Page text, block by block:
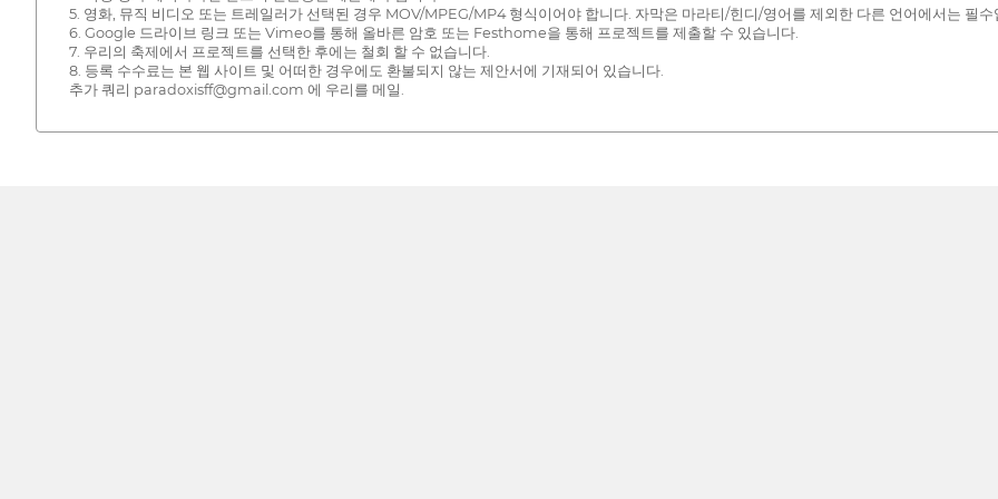
5. 영화, 뮤직 비디오 또는 트레일러가 선택된 경우 MOV/MPEG/MP4 형식이어야 합니다. 자막은 마라티/힌디/영어를 제외한 다른 언어에서는 필수
6. Google 드라이브 링크 또는 Vimeo를 통해 올바른 암호 또는 Festhome을 통해 프로젝트를 제출할 수 있습니다.
7. 우리의 축제에서 프로젝트를 선택한 후에는 철회 할 수 없습니다.
8. 등록 수수료는 본 웹 사이트 및 어떠한 경우에도 환불되지 않는 제안서에 기재되어 있습니다.
추가 쿼리 paradoxisff@gmail.com 에 우리를 메일.